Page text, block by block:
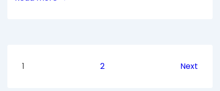
1 2 Next